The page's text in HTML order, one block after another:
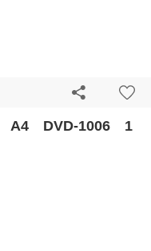
A4 DVD-1006 1